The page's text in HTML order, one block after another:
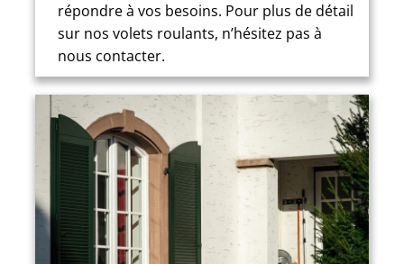
répondre à vos besoins. Pour plus de détail
sur nos volets roulants, n’hésitez pas à
nous contacter.